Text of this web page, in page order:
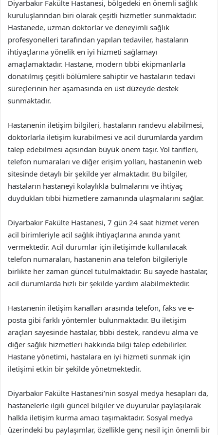
Diyarbakır Fakülte Hastanesi, bölgedeki en önemli sağlık
kuruluşlarından biri olarak çeşitli hizmetler sunmaktadır.
Hastanede, uzman doktorlar ve deneyimli sağlık
profesyonelleri tarafından yapılan tedaviler, hastaların
ihtiyaçlarına yönelik en iyi hizmeti sağlamayı
amaçlamaktadır. Hastane, modern tıbbi ekipmanlarla
donatılmış çeşitli bölümlere sahiptir ve hastaların tedavi
süreçlerinin her aşamasında en üst düzeyde destek
sunmaktadır.
Hastanenin iletişim bilgileri, hastaların randevu alabilmesi,
doktorlarla iletişim kurabilmesi ve acil durumlarda yardım
talep edebilmesi açısından büyük önem taşır. Yol tarifleri,
telefon numaraları ve diğer erişim yolları, hastanenin web
sitesinde detaylı bir şekilde yer almaktadır. Bu bilgiler,
hastaların hastaneyi kolaylıkla bulmalarını ve ihtiyaç
duydukları tıbbi hizmetlere zamanında ulaşmalarını sağlar.
Diyarbakır Fakülte Hastanesi, 7 gün 24 saat hizmet veren
acil birimleriyle acil sağlık ihtiyaçlarına anında yanıt
vermektedir. Acil durumlar için iletişimde kullanılacak
telefon numaraları, hastanenin ana telefon bilgileriyle
birlikte her zaman güncel tutulmaktadır. Bu sayede hastalar,
acil durumlarda hızlı bir şekilde yardım alabilmektedir.
Hastanenin iletişim kanalları arasında telefon, faks ve e-
posta gibi farklı yöntemler bulunmaktadır. Bu iletişim
araçları sayesinde hastalar, tıbbi destek, randevu alma ve
diğer sağlık hizmetleri hakkında bilgi talep edebilirler.
Hastane yönetimi, hastalara en iyi hizmeti sunmak için
iletişimi etkin bir şekilde yönetmektedir.
Diyarbakır Fakülte Hastanesi’nin sosyal medya hesapları da,
hastanelerle ilgili güncel bilgiler ve duyurular paylaşılarak
halkla iletişim kurma amacı taşımaktadır. Sosyal medya
üzerindeki bu paylaşımlar, özellikle genç nesil için önemli bir